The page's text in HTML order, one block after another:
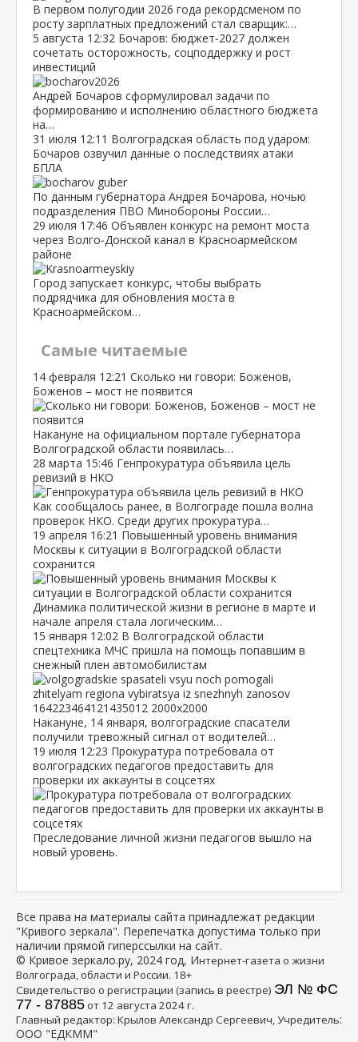
В первом полугодии 2026 года рекордсменом по
росту зарплатных предложений стал сварщик:…
5 августа 12:32 Бочаров: бюджет‑2027 должен
сочетать осторожность, соцподдержку и рост
инвестиций
Андрей Бочаров сформулировал задачи по
формированию и исполнению областного бюджета
на…
31 июля 12:11 Волгоградская область под ударом:
Бочаров озвучил данные о последствиях атаки
БПЛА
По данным губернатора Андрея Бочарова, ночью
подразделения ПВО Минобороны России…
29 июля 17:46 Объявлен конкурс на ремонт моста
через Волго‑Донской канал в Красноармейском
районе
Город запускает конкурс, чтобы выбрать
подрядчика для обновления моста в
Красноармейском…
Самые читаемые
14 февраля 12:21 Сколько ни говори: Боженов,
Боженов – мост не появится
Накануне на официальном портале губернатора
Волгоградской области появилась…
28 марта 15:46 Генпрокуратура объявила цель
ревизий в НКО
Как сообщалось ранее, в Волгограде пошла волна
проверок НКО. Среди других прокуратура…
19 апреля 16:21 Повышенный уровень внимания
Москвы к ситуации в Волгоградской области
сохранится
Динамика политической жизни в регионе в марте и
начале апреля стала логическим…
15 января 12:02 В Волгоградской области
спецтехника МЧС пришла на помощь попавшим в
снежный плен автомобилистам
Накануне, 14 января, волгоградские спасатели
получили тревожный сигнал от водителей…
19 июля 12:23 Прокуратура потребовала от
волгоградских педагогов предоставить для
проверки их аккаунты в соцсетях
Преследование личной жизни педагогов вышло на
новый уровень.
Все права на материалы сайта принадлежат редакции
"Кривого зеркала". Перепечатка допустима только при
наличии прямой гиперссылки на сайт.
© Кривое зеркало.ру, 2024 год, Интернет-газета о жизни
Волгограда, области и России. 18+
Свидетельство о регистрации (запись в реестре) ЭЛ № ФС
77 - 87885от 12 августа 2024 г.
Главный редактор: Крылов Александр Сергеевич, Учредитель:
ООО "ЕДКММ"